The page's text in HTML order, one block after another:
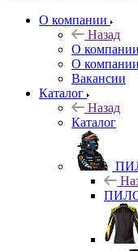
О компании
Назад
О компании
О компании
Вакансии
Каталог
Назад
Каталог